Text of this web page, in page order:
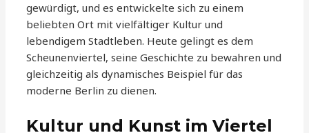
gewürdigt, und es entwickelte sich zu einem
beliebten Ort mit vielfältiger Kultur und
lebendigem Stadtleben. Heute gelingt es dem
Scheunenviertel, seine Geschichte zu bewahren und
gleichzeitig als dynamisches Beispiel für das
moderne Berlin zu dienen.
Kultur und Kunst im Viertel